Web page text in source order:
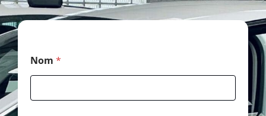
Nom *
N
m
*
*